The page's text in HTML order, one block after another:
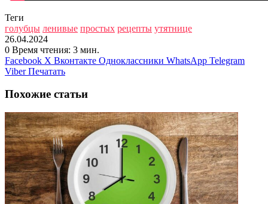
Теги
голубцы ленивые простых рецепты утятнице
26.04.2024
0 Время чтения: 3 мин.
Facebook X Вконтакте Одноклассники WhatsApp Telegram
Viber Печатать
Похожие статьи